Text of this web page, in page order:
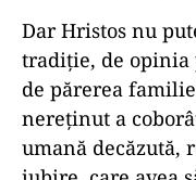
Dar Hristos nu
tradiţie, de
de părerea
nereţinut a
umană decăzută,